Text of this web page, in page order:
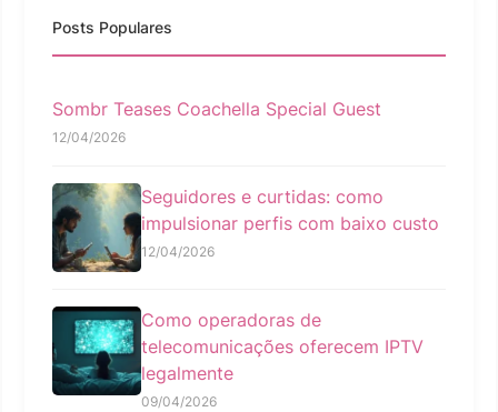
Posts Populares
Sombr Teases Coachella Special Guest
12/04/2026
Seguidores e curtidas: como
impulsionar perfis com baixo custo
12/04/2026
Como operadoras de
telecomunicações oferecem IPTV
legalmente
09/04/2026